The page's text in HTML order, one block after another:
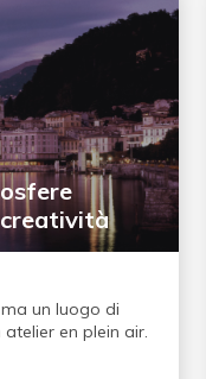
un luogo di
en plein air.